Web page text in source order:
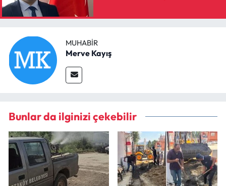
MUHABIR
Merve Kayış
Bunlar da ilginizi çekebilir